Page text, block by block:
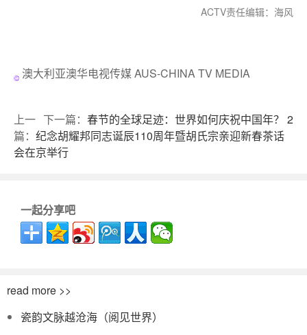
ACTV责任编辑：海风
澳大利亚澳华电视传媒 AUS-CHINA TV MEDIA
下一篇： 春节的全球足迹：世界如何庆祝中国年？ 2
上一
篇： 纪念胡耀邦同志诞辰110周年暨胡氏宗亲迎新春茶话
会在京举行
一起分享吧
read more >>
瓷韵文脉越沧海（阅见世界）